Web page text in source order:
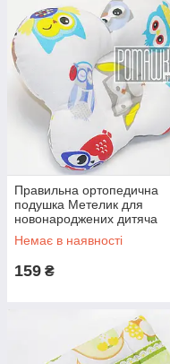
Правильна ортопедична
подушка Метелик для
новонароджених дитяча
ортопедична Метелик 3972
Салатовий 2
Немає в наявності
159 ₴